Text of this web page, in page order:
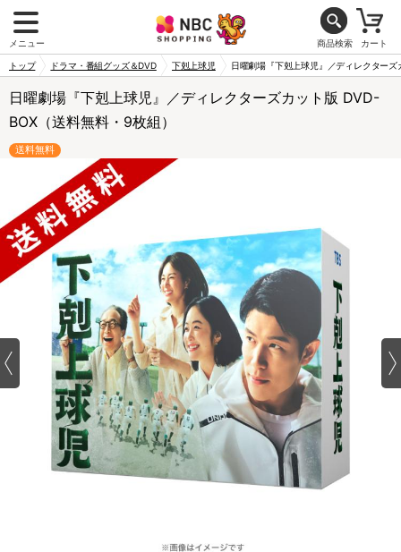
メニュー 商品検索 カート
トップ ドラマ・番組グッズ＆DVD 下剋上球児 日曜劇場『下剋上球児』／ディレクター
日曜劇場『下剋上球児』／ディレクターズカット版 DVD-
BOX（送料無料・9枚組）
送料無料